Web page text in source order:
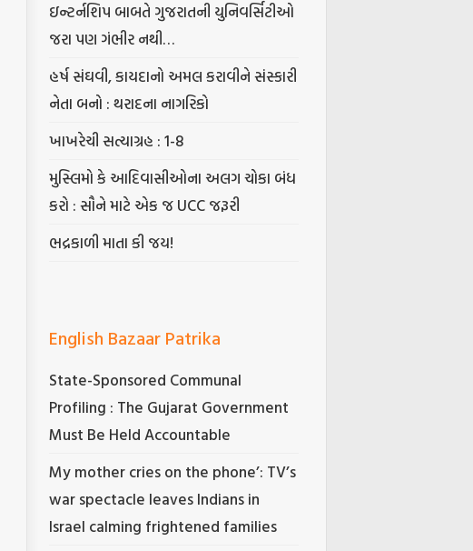
ઇન્ટર્નશિપ બાબતે ગુજરાતની યુનિવર્સિટીઓ
જરા પણ ગંભીર નથી…
હર્ષ સંઘવી, કાયદાનો અમલ કરાવીને સંસ્કારી
નેતા બનો : થરાદના નાગરિકો
ખાખરેચી સત્યાગ્રહ : 1-8
મુસ્લિમો કે આદિવાસીઓના અલગ ચોકા બંધ
કરો : સૌને માટે એક જ UCC જરૂરી
ભદ્રકાળી માતા કી જય!
English Bazaar Patrika
State-Sponsored Communal
Profiling : The Gujarat Government
Must Be Held Accountable
My mother cries on the phone’: TV’s
war spectacle leaves Indians in
Israel calming frightened families